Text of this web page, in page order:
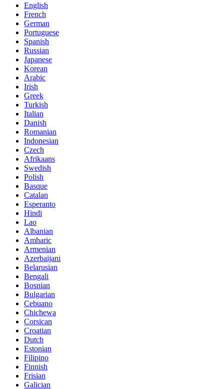
English
French
German
Portuguese
Spanish
Russian
Japanese
Korean
Arabic
Irish
Greek
Turkish
Italian
Danish
Romanian
Indonesian
Czech
Afrikaans
Swedish
Polish
Basque
Catalan
Esperanto
Hindi
Lao
Albanian
Amharic
Armenian
Azerbaijani
Belarusian
Bengali
Bosnian
Bulgarian
Cebuano
Chichewa
Corsican
Croatian
Dutch
Estonian
Filipino
Finnish
Frisian
Galician